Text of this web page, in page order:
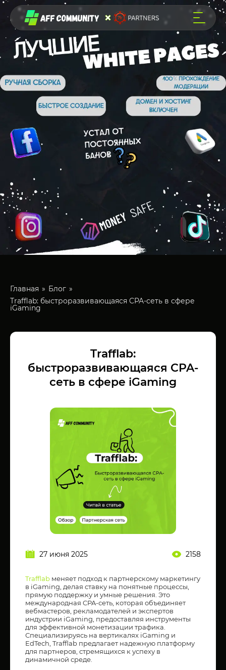
Главная
Блог
Trafflab: быстроразвивающаяся CPA-сеть в сфере
iGaming
Trafflab:
быстроразвивающаяся CPA-
сеть в сфере iGaming
27 июня 2025 2158
Trafflab меняет подход к партнерскому маркетингу
в iGaming, делая ставку на понятные процессы,
прямую поддержку и умные решения. Это
международная CPA-сеть, которая объединяет
вебмастеров, рекламодателей и экспертов
индустрии iGaming, предоставляя инструменты
для эффективной монетизации трафика.
Специализируясь на вертикалях iGaming и
EdTech, Trafflab предлагает надежную платформу
для партнеров, стремящихся к успеху в
динамичной среде.